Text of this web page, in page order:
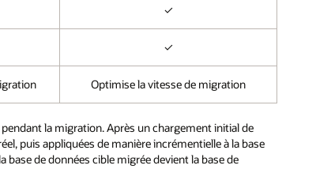
✓
✓
Optimise la vitesse de migration
la migration. Après un chargement initial de
puis appliquées de manière incrémentielle à la base
de données cible migrée devient la base de